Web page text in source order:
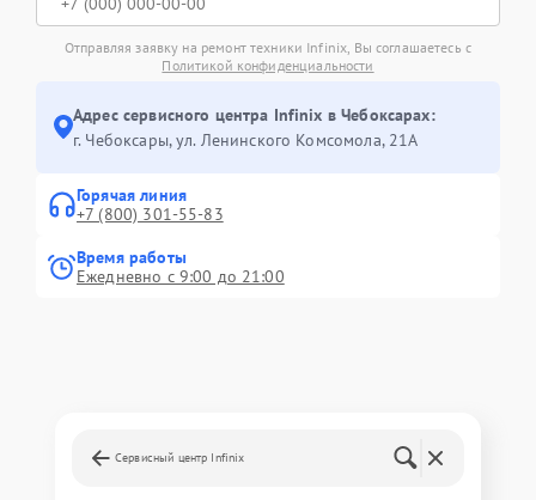
Отправляя заявку на ремонт техники Infinix, Вы соглашаетесь с
Политикой конфиденциальности
Адрес сервисного центра Infinix в Чебоксарах:
г. Чебоксары, ул. Ленинского Комсомола, 21А
Горячая линия
+7 (800) 301-55-83
Время работы
Ежедневно с 9:00 до 21:00
Сервисный центр Infinix